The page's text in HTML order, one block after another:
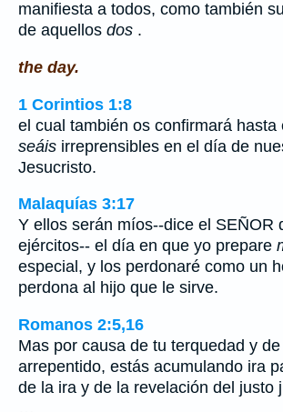
manifiesta a todos, como también
de aquellos dos .
the day.
1 Corintios 1:8
el cual también os confirmará hasta
seáis irreprensibles en el día de
Jesucristo.
Malaquías 3:17
Y ellos serán míos--dice el SEÑOR
ejércitos-- el día en que yo prepare
especial, y los perdonaré como un
perdona al hijo que le sirve.
Romanos 2:5,16
Mas por causa de tu terquedad y de
arrepentido, estás acumulando ira
de la ira y de la revelación del justo
…